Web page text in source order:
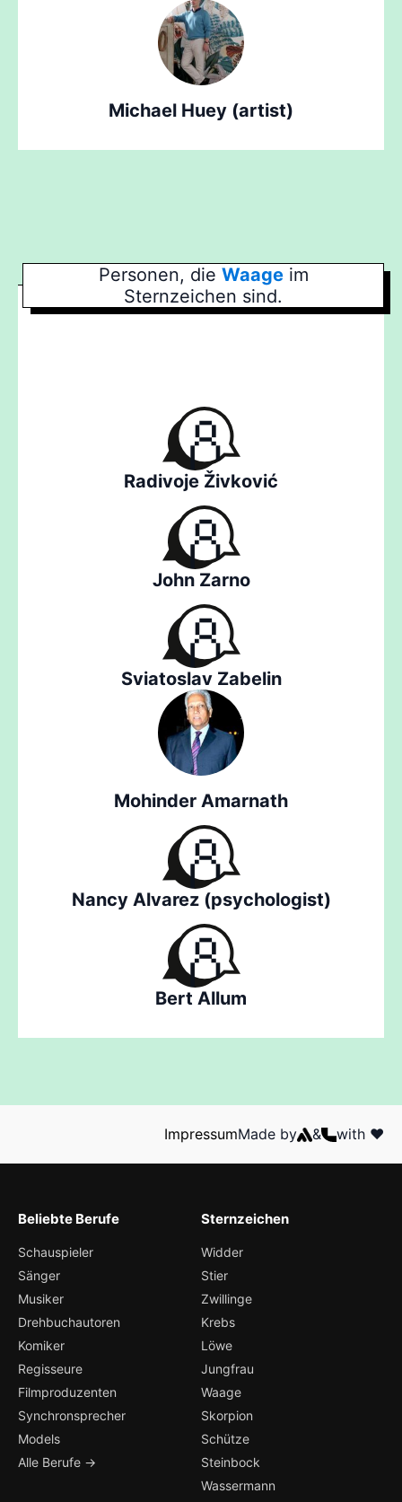
Michael Huey (artist)
Personen, die Waage im
Sternzeichen sind.
Radivoje Živković
John Zarno
Sviatoslav Zabelin
Mohinder Amarnath
Nancy Alvarez (psychologist)
Bert Allum
ImpressumMade by & with ❤️
Beliebte Berufe
Schauspieler
Sänger
Musiker
Drehbuchautoren
Komiker
Regisseure
Filmproduzenten
Synchronsprecher
Models
Alle Berufe →
Sternzeichen
Widder
Stier
Zwillinge
Krebs
Löwe
Jungfrau
Waage
Skorpion
Schütze
Steinbock
Wassermann